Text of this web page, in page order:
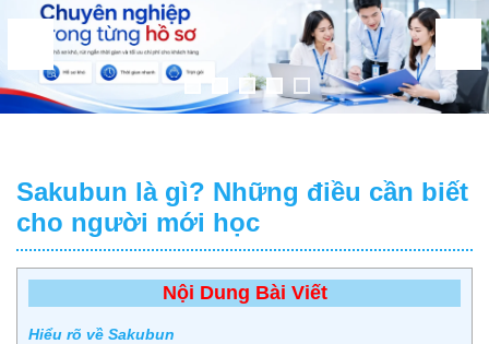
Sakubun là gì? Những điều cần biết
cho người mới học
Nội Dung Bài Viết
Hiểu rõ về Sakubun